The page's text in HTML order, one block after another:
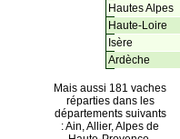
Hautes Alpes
Haute-Loire
Isère
Ardèche
Mais aussi 181 vaches
réparties dans les
départements suivants
: Ain, Allier, Alpes de